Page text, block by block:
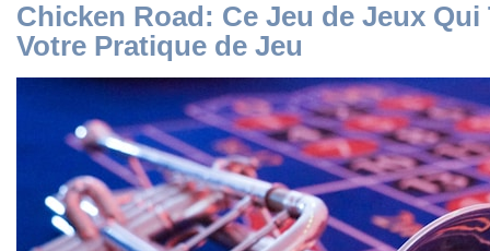
Chicken Road: Ce Jeu de Jeux
Votre Pratique de Jeu